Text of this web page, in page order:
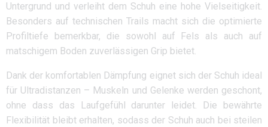
Untergrund und verleiht dem Schuh eine hohe Vielseitigkeit.
Besonders auf technischen Trails macht sich die optimierte
Profiltiefe bemerkbar, die sowohl auf Fels als auch auf
matschigem Boden zuverlässigen Grip bietet.
Dank der komfortablen Dämpfung eignet sich der Schuh ideal
für Ultradistanzen – Muskeln und Gelenke werden geschont,
ohne dass das Laufgefühl darunter leidet. Die bewährte
Flexibilität bleibt erhalten, sodass der Schuh auch bei steilen